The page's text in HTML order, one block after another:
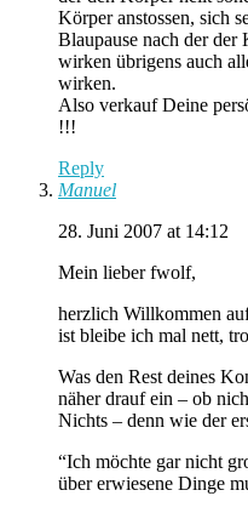
Körper anstossen, sich
Blaupause nach der der
wirken übrigens auch
wirken.
Also verkauf Deine
!!!
Reply
Manuel
28. Juni 2007 at 14:12
Mein lieber fwolf,
herzlich Willkommen
ist bleibe ich mal nett,
Was den Rest deines
näher drauf ein – ob
Nichts – denn wie der
“Ich möchte gar nicht
über erwiesene Dinge